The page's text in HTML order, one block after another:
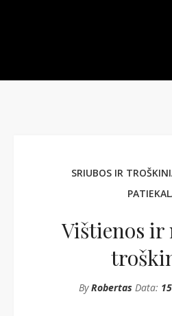
SRIUBOS IR
Vištienos ir
ByRobertas Data: